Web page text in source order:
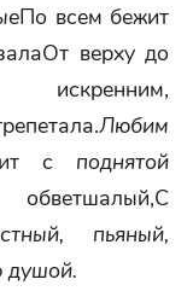
По всем бежит
верху до
Любим
с поднятой
пьяный,
душой.